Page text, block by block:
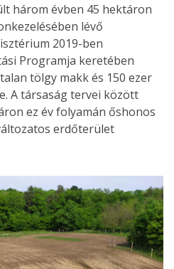
három évben 45 hektáron
lévő
2019-ben
Programja keretében
tölgy makk és 150 ezer
A társaság tervei között
ez év folyamán őshonos
erdőterület